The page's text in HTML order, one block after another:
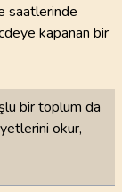
saatlerinde
kapanan bir
bir toplum da
okur,